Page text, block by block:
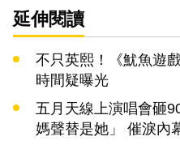
延伸閱讀
不只英熙！《魷魚遊
時間疑曝光
五月天線上演唱會砸
媽聲替是她」 催淚內